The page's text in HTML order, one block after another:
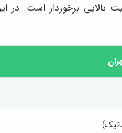
بالایی برخوردار است.